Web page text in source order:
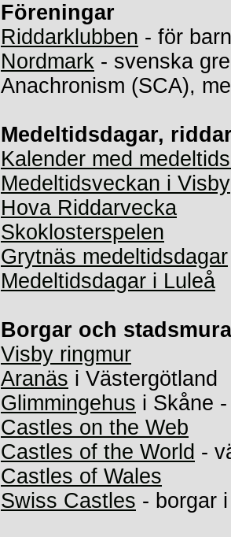
Föreningar
Riddarklubben - för barn
Nordmark - svenska
Anachronism (SCA),
Medeltidsdagar,
Kalender med
Medeltidsveckan i Visby
Hova Riddarvecka
Skoklosterspelen
Grytnäs medeltidsdagar
Medeltidsdagar i Luleå
Borgar och
Visby ringmur
Aranäs i Västergötland
Glimmingehus i Skåne
Castles on the Web
Castles of the World -
Castles of Wales
Swiss Castles - borgar